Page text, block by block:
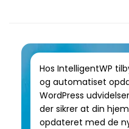
Hos IntelligentWP
og automatiset
WordPress
der sikrer at din
opdateret med de